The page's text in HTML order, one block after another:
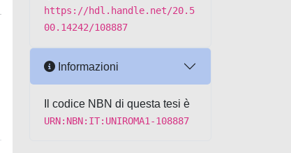
https://hdl.handle.net/20.5
00.14242/108887
Informazioni
Il codice NBN di questa tesi è
URN:NBN:IT:UNIROMA1-108887